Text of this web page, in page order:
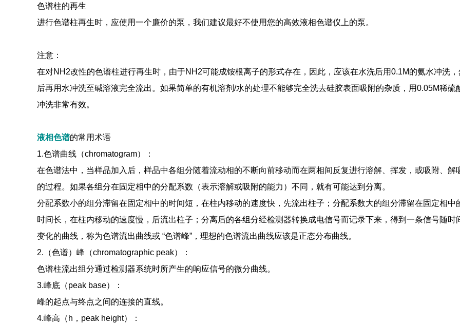
色谱柱的再生
进行色谱柱再生时，应使用一个廉价的泵，我们建议最好不使用您的高效液相色谱仪上的泵。
注意：
在对NH2改性的色谱柱进行再生时，由于NH2可能成铵根离子的形式存在，因此，应该在水洗后用0.1M的氨水冲洗，
后再用水冲洗至碱溶液完全流出。如果简单的有机溶剂/水的处理不能够完全洗去硅胶表面吸附的杂质，用0.05M稀硫
冲洗非常有效。
液相色谱的常用术语
1.色谱曲线（chromatogram）：
在色谱法中，当样品加入后，样品中各组分随着流动相的不断向前移动而在两相间反复进行溶解、挥发，或吸附、解
的过程。如果各组分在固定相中的分配系数（表示溶解或吸附的能力）不同，就有可能达到分离。
分配系数小的组分滞留在固定相中的时间短，在柱内移动的速度快，先流出柱子；分配系数大的组分滞留在固定相中
时间长，在柱内移动的速度慢，后流出柱子；分离后的各组分经检测器转换成电信号而记录下来，得到一条信号随时
变化的曲线，称为色谱流出曲线或 “色谱峰”，理想的色谱流出曲线应该是正态分布曲线。
2.（色谱）峰（chromatographic peak）：
色谱柱流出组分通过检测器系统时所产生的响应信号的微分曲线。
3.峰底（peak base）：
峰的起点与终点之间的连接的直线。
4.峰高（h，peak height）：